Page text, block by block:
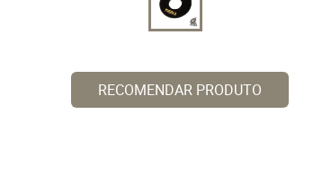
RECOMENDAR PRODUTO